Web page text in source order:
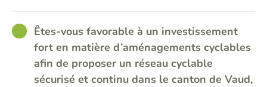
GOODÊtes-vous favorable à un investissement
fort en matière d’aménagements cyclables
afin de proposer un réseau cyclable
sécurisé et continu dans le canton de Vaud,